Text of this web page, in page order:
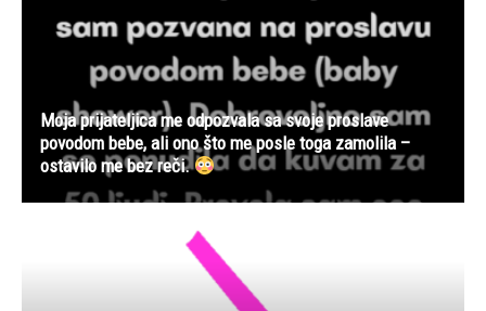
Moja prijateljica me odpozvala sa svoje proslave
povodom bebe, ali ono što me posle toga zamolila –
ostavilo me bez reči.